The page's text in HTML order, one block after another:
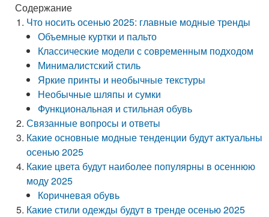
Содержание
Что носить осенью 2025: главные модные тренды
Объемные куртки и пальто
Классические модели с современным подходом
Минималистский стиль
Яркие принты и необычные текстуры
Необычные шляпы и сумки
Функциональная и стильная обувь
Связанные вопросы и ответы
Какие основные модные тенденции будут актуальны
осенью 2025
Какие цвета будут наиболее популярны в осеннюю
моду 2025
Коричневая обувь
Какие стили одежды будут в тренде осенью 2025